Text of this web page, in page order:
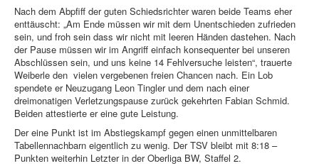
Nach dem Abpfiff der guten Schiedsrichter waren beide Teams eher
enttäuscht: „Am Ende müssen wir mit dem Unentschieden zufrieden
sein, und froh sein dass wir nicht mit leeren Händen dastehen. Nach
der Pause müssen wir im Angriff einfach konsequenter bei unseren
Abschlüssen sein, und uns keine 14 Fehlversuche leisten“, trauerte
Weiberle den vielen vergebenen freien Chancen nach. Ein Lob
spendete er Neuzugang Leon Tingler und dem nach einer
dreimonatigen Verletzungspause zurück gekehrten Fabian Schmid.
Beiden attestierte er eine gute Leistung.
Der eine Punkt ist im Abstiegskampf gegen einen unmittelbaren
Tabellennachbarn eigentlich zu wenig. Der TSV bleibt mit 8:18 –
Punkten weiterhin Letzter in der Oberliga BW, Staffel 2.